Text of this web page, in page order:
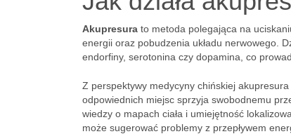
Akupresura to metoda polegająca na
energii oraz pobudzenia układu nerwowego.
endorfiny, serotonina czy dopamina, co
Z perspektywy medycyny chińskiej
odpowiednich miejsc sprzyja swobodnemu
wiedzy o mapach ciała i umiejętność
może sugerować problemy z przepływem